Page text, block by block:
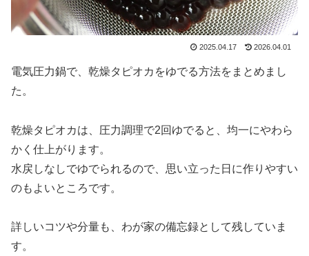
2025.04.17 2026.04.01
電気圧力鍋で、乾燥タピオカをゆでる方法をまとめまし
た。
乾燥タピオカは、圧力調理で2回ゆでると、均一にやわら
かく仕上がります。
水戻しなしでゆでられるので、思い立った日に作りやすい
のもよいところです。
詳しいコツや分量も、わが家の備忘録として残していま
す。